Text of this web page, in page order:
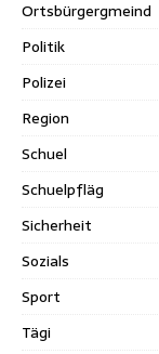
Ortsbürgergmeind
Politik
Polizei
Region
Schuel
Schuelpfläg
Sicherheit
Sozials
Sport
Tägi